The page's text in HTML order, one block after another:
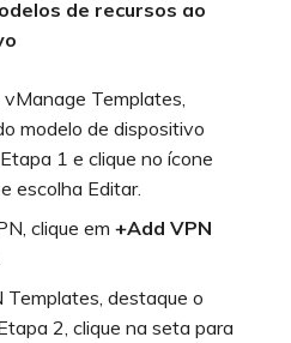
de recursos ao
Templates,
modelo de dispositivo
1 e clique no ícone
escolha Editar.
clique em +Add VPN
Templates, destaque o
2, clique na seta para